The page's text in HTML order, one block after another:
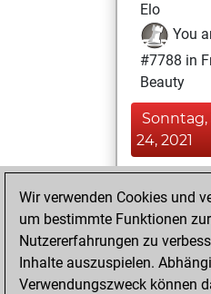
Elo
You
#7788 in
Beauty
Sonntag,
24, 2021
achieved
of 1587
Wir verwenden Cookies und
um bestimmte Funktionen
Nutzererfahrungen zu
Inhalte auszuspielen.
Verwendungszweck können